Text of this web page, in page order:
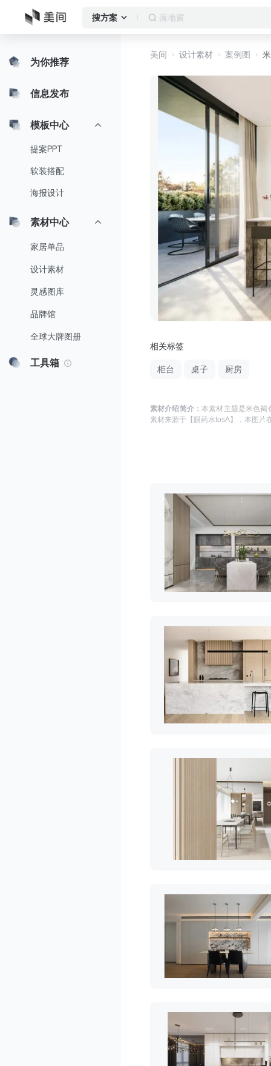
搜方案 落地窗
为你推荐
信息发布
模板中心
提案PPT
软装搭配
海报设计
素材中心
家居单品
设计素材
灵感图库
品牌馆
全球大牌图册
工具箱
美间 设计素材 案例图
相关标签
柜台 桌子 厨房
素材介绍简介：本素材主题是米色褐
素材来源于 【眼药水tosA】 ，本图片